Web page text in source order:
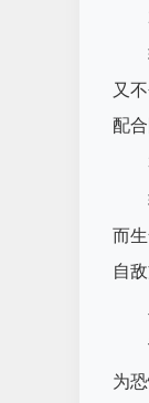
又
配
而
自
为